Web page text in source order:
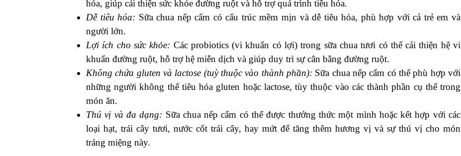
hóa, giúp cải thiện sức khỏe đường ruột và hỗ trợ quá trình tiêu hóa.
Dễ tiêu hóa: Sữa chua nếp cẩm có cấu trúc mềm mịn và dễ tiêu hóa, phù hợp với cả trẻ em và
người lớn.
Lợi ích cho sức khỏe: Các probiotics (vi khuẩn có lợi) trong sữa chua tươi có thể cải thiện hệ vi
khuẩn đường ruột, hỗ trợ hệ miễn dịch và giúp duy trì sự cân bằng đường ruột.
Không chứa gluten và lactose (tuỳ thuộc vào thành phần): Sữa chua nếp cẩm có thể phù hợp với
những người không thể tiêu hóa gluten hoặc lactose, tùy thuộc vào các thành phần cụ thể trong
món ăn.
Thú vị và đa dạng: Sữa chua nếp cẩm có thể được thưởng thức một mình hoặc kết hợp với các
loại hạt, trái cây tươi, nước cốt trái cây, hay mứt để tăng thêm hương vị và sự thú vị cho món
tráng miệng này.